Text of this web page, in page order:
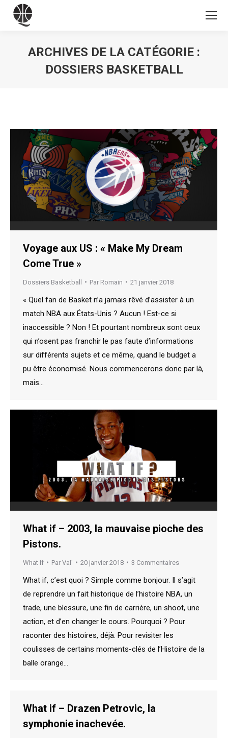
ARCHIVES DE LA CATÉGORIE :
DOSSIERS BASKETBALL
Voyage aux US : « Make My Dream
Come True »
Dossiers Basketball Par Romain 21 janvier 2018
« Quel fan de Basket n’a jamais rêvé d’assister à un
match NBA aux États-Unis ? Aucun ! Est-ce si
inaccessible ? Non ! Et pourtant nombreux sont ceux
qui n’osent pas franchir le pas faute d’informations
sur différents sujets et ce même, quand le budget a
pu être économisé. Nous commencerons donc par là,
mais…
What if – 2003, la mauvaise pioche des
Pistons.
What If Par Val' 20 janvier 2018 3 Commentaires
What if, c’est quoi ? Simple comme bonjour. Il s’agit
de reprendre un fait historique de l’histoire NBA, un
trade, une blessure, une fin de carrière, un shoot, une
action, et d’en changer le cours. Pourquoi ? Pour
raconter des histoires, déjà. Pour revisiter les
coulisses de certains moments-clés de l’Histoire de la
balle orange…
What if – Drazen Petrovic, la
symphonie inachevée.